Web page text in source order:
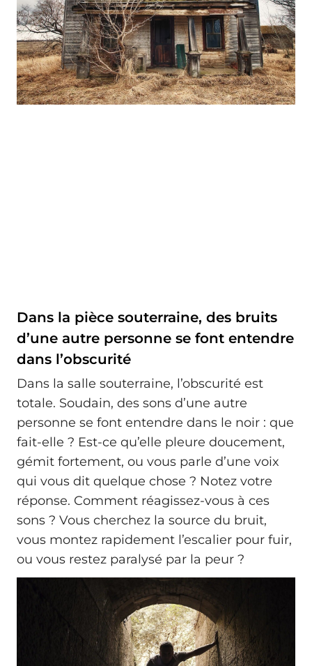
Dans la pièce souterraine, des bruits
d’une autre personne se font entendre
dans l’obscurité
Dans la salle souterraine, l’obscurité est
totale. Soudain, des sons d’une autre
personne se font entendre dans le noir : que
fait-elle ? Est-ce qu’elle pleure doucement,
gémit fortement, ou vous parle d’une voix
qui vous dit quelque chose ? Notez votre
réponse. Comment réagissez-vous à ces
sons ? Vous cherchez la source du bruit,
vous montez rapidement l’escalier pour fuir,
ou vous restez paralysé par la peur ?